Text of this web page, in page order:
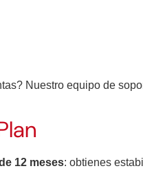
Nuestro equipo de
12 meses: obtienes